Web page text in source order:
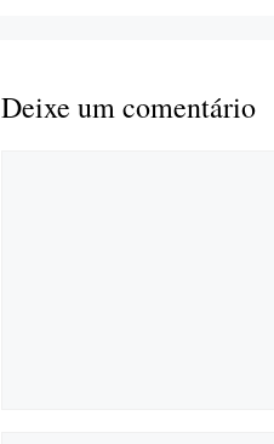
Deixe um comentário